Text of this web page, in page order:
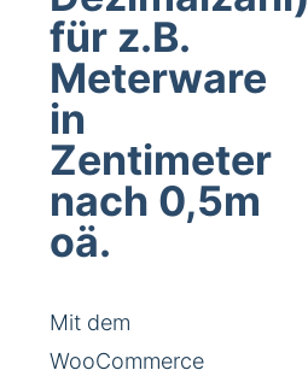
für z.B.
Meterware
in
Zentimeter
nach 0,5m
oä.
Mit dem
WooCommerce